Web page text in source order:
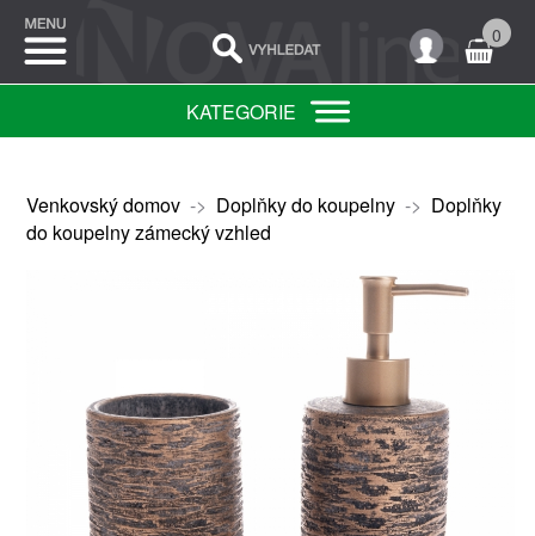
0
KATEGORIE
Venkovský domov-> Doplňky do koupelny-> Doplňky
do koupelny zámecký vzhled